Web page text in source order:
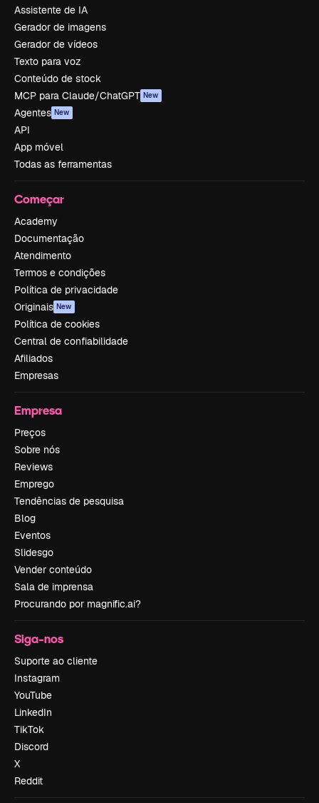
Assistente de IA
Gerador de imagens
Gerador de vídeos
Texto para voz
Conteúdo de stock
MCP para Claude/ChatGPT New
Agentes New
API
App móvel
Todas as ferramentas
Começar
Academy
Documentação
Atendimento
Termos e condições
Política de privacidade
Originais New
Política de cookies
Central de confiabilidade
Afiliados
Empresas
Empresa
Preços
Sobre nós
Reviews
Emprego
Tendências de pesquisa
Blog
Eventos
Slidesgo
Vender conteúdo
Sala de imprensa
Procurando por magnific.ai?
Siga-nos
Suporte ao cliente
Instagram
YouTube
LinkedIn
TikTok
Discord
X
Reddit